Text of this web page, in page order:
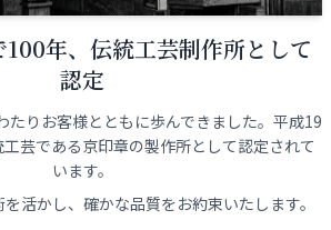
年、伝統工芸制作所として
認定
たりお客様とともに歩んできました。平成19
芸である京印章の製作所として認定されて
います。
活かし、確かな品質をお約束いたします。